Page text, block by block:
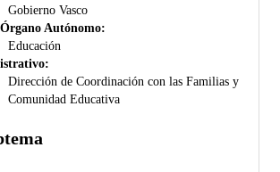
Gobierno Vasco
Autónomo:
Educación
Dirección de Coordinación con las Familias y
Comunidad Educativa